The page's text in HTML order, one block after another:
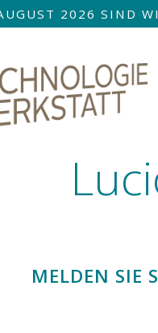
2026 SIND
MELDEN SIE